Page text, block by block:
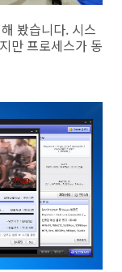
봤습니다. 시스
만 프로세스가 동